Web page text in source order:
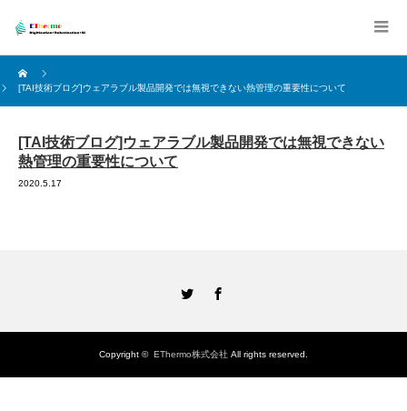
[TAI技術ブログ]ウェアラブル製品開発では無視できない熱管理の重要性について
[TAI技術ブログ]ウェアラブル製品開発では無視できない
熱管理の重要性について
2020.5.17
Copyright © EThermo株式会社 All rights reserved.